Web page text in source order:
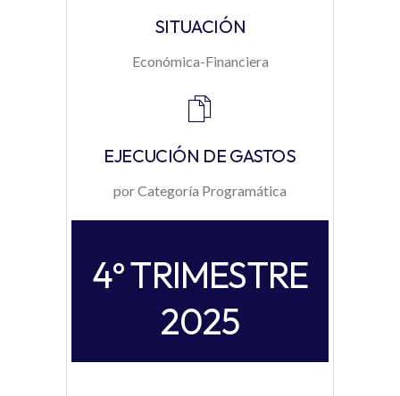
SITUACIÓN
Económica-Financiera
EJECUCIÓN DE GASTOS
por Categoría Programática
4º TRIMESTRE
2025